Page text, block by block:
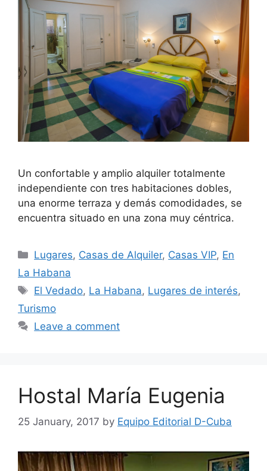
Un confortable y amplio alquiler totalmente
independiente con tres habitaciones dobles,
una enorme terraza y demás comodidades, se
encuentra situado en una zona muy céntrica.
Categories
Lugares, Casas de Alquiler, Casas VIP, En
La Habana
Tags
El Vedado, La Habana, Lugares de interés,
Turismo
Leave a comment
Hostal María Eugenia
25 January, 2017 by Equipo Editorial D-Cuba